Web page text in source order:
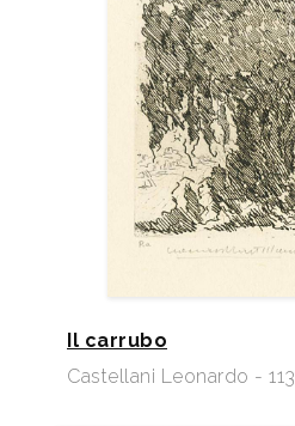
Il carrubo
Castellani Leonardo - 113